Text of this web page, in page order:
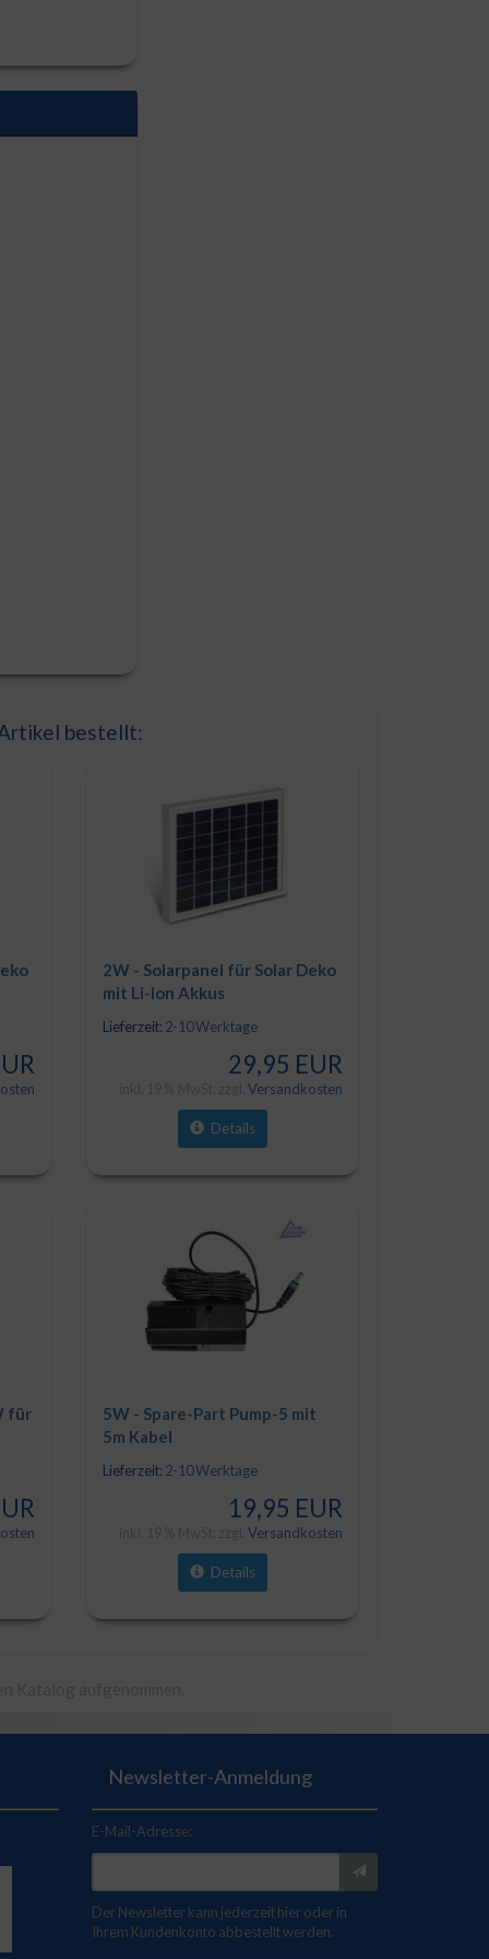
bestellt:
2W - Solarpanel für Solar Deko
mit Li-Ion Akkus
Lieferzeit: 2-10 Werktage
29,95 EUR
Versandkosten
Details
für
5W - Spare-Part Pump-5 mit
5m Kabel
Lieferzeit: 2-10 Werktage
19,95 EUR
Versandkosten
Details
Newsletter-Anmeldung
E-Mail-Adresse:
Der Newsletter kann jederzeit hier oder in
Ihrem Kundenkonto abbestellt werden.